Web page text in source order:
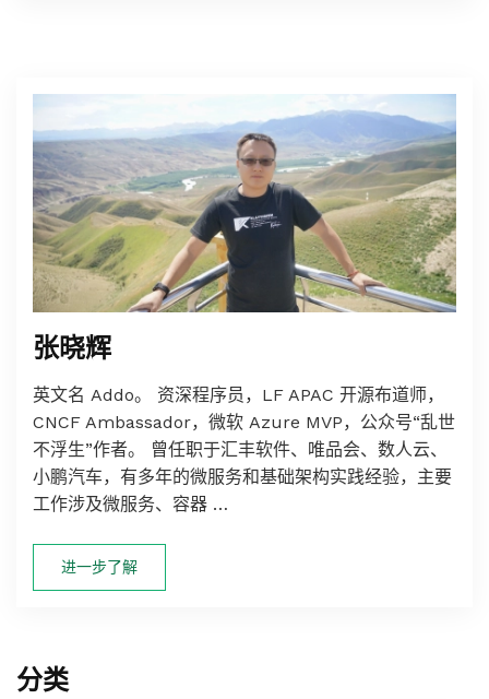
张晓辉
英文名 Addo。 资深程序员，LF APAC 开源布道师，
CNCF Ambassador，微软 Azure MVP，公众号“乱世
不浮生”作者。 曾任职于汇丰软件、唯品会、数人云、
小鹏汽车，有多年的微服务和基础架构实践经验，主要
工作涉及微服务、容器 …
进一步了解
分类